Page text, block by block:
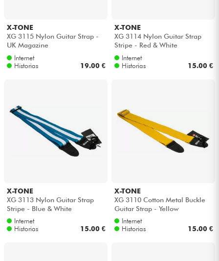
X-TONE
XG 3115 Nylon Guitar Strap -
UK Magazine
Internet
Historias
19.00 €
X-TONE
XG 3114 Nylon Guitar Strap
Stripe - Red & White
Internet
Historias
15.00 €
X-TONE
XG 3113 Nylon Guitar Strap
Stripe - Blue & White
Internet
Historias
15.00 €
X-TONE
XG 3110 Cotton Metal Buckle
Guitar Strap - Yellow
Internet
Historias
15.00 €